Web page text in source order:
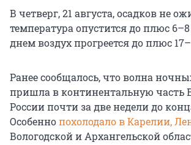
В четверг, 21 августа, осадков не
температура опустится до плюс 6–8
днем воздух прогреется до плюс
Ранее сообщалось, что волна
пришла в континентальную часть
России почти за две недели до
Особеннопохолодало в Карелии,
Вологодской и Архангельской